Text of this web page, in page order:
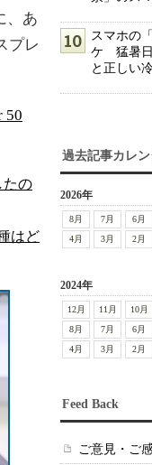
、あ
プレ
50
たの
はど
スマホの
ケ 猛暑日
と正しい
過去記事カレ
2026年
8月 7月 6月
4月
3月 2月
2024年
12月 11月 10月
8月
7月 6月
4月
3月 2月
Feed Back
ご意見・ご